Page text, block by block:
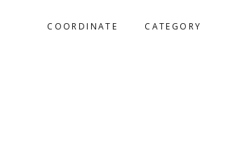
COORDINATE CATEGORY